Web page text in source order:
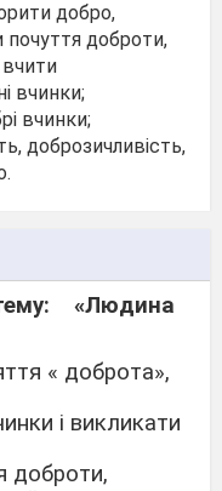
добро,
почуття доброти,
вчинки;
вчинки;
доброзичливість,
«Людина
« доброта»,
і викликати
доброти,